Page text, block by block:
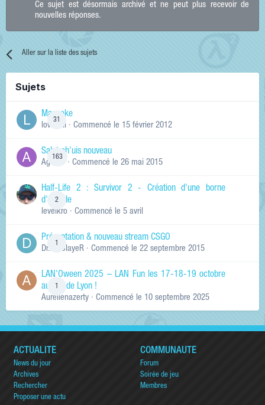
Ce sujet est désormais archivé et ne peut plus recevoir de
nouvelles réponses.
Aller sur la liste des sujets
Sujets
31
Manneke
lowskill · Commencé le 15 février 2012
163
Salut ch'uis nouveau
Ag0Nie · Commencé le 26 mai 2015
2
Half-Life 2 : Survivor 2 - Création d'une borne
d'arcade
levelkro · Commencé le 5 avril
Présentation & nouveau stream CSGO
Dr.KinSlayeR · Commencé le 22 septembre 2015
LAN'Oween 2025 – LAN Fun les 17-18-19 octobre
au sud de Lyon !
Aurelienazerty · Commencé le 10 septembre 2025
ACTUALITÉ
News du jour
Archives
Rechercher
Proposer une actu
COMMUNAUTÉ
Forum
Soirée de jeu
Membres